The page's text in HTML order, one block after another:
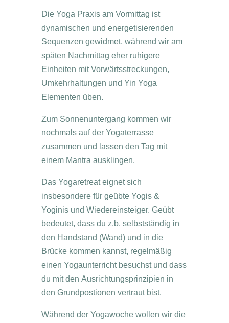
Die Yoga Praxis am Vormittag ist
dynamischen und energetisierenden
Sequenzen gewidmet, während wir am
späten Nachmittag eher ruhigere
Einheiten mit Vorwärtsstreckungen,
Umkehrhaltungen und Yin Yoga
Elementen üben.
Zum Sonnenuntergang kommen wir
nochmals auf der Yogaterrasse
zusammen und lassen den Tag mit
einem Mantra ausklingen.
Das Yogaretreat eignet sich
insbesondere für geübte Yogis &
Yoginis und Wiedereinsteiger. Geübt
bedeutet, dass du z.b. selbstständig in
den Handstand (Wand) und in die
Brücke kommen kannst, regelmäßig
einen Yogaunterricht besuchst und dass
du mit den Ausrichtungsprinzipien in
den Grundpostionen vertraut bist.
Während der Yogawoche wollen wir die